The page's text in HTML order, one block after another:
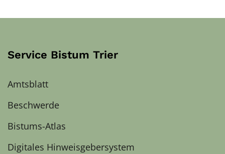
Service Bistum Trier
Amtsblatt
Beschwerde
Bistums-Atlas
Digitales Hinweisgebersystem